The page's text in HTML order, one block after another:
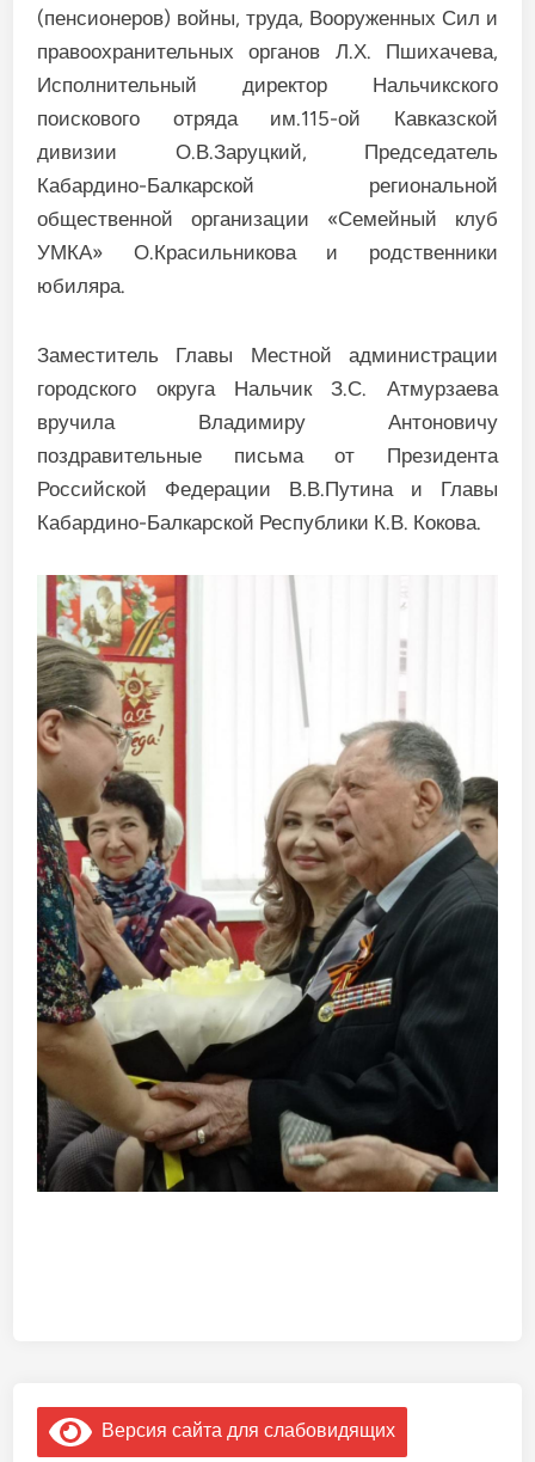
(пенсионеров) войны, труда, Вооруженных Сил и
правоохранительных органов Л.Х. Пшихачева,
Исполнительный директор Нальчикского
поискового отряда им.115-ой Кавказской
дивизии О.В.Заруцкий, Председатель
Кабардино-Балкарской региональной
общественной организации «Семейный клуб
УМКА» О.Красильникова и родственники
юбиляра.
Заместитель Главы Местной администрации
городского округа Нальчик З.С. Атмурзаева
вручила Владимиру Антоновичу
поздравительные письма от Президента
Российской Федерации В.В.Путина и Главы
Кабардино-Балкарской Республики К.В. Кокова.
Версия сайта для слабовидящих